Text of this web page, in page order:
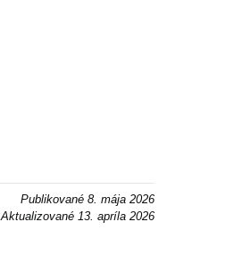
Publikované 8. mája 2026
Aktualizované 13. apríla 2026